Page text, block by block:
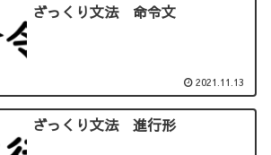
ざっくり文法 命令文
2021.11.13
ざっくり文法 進行形